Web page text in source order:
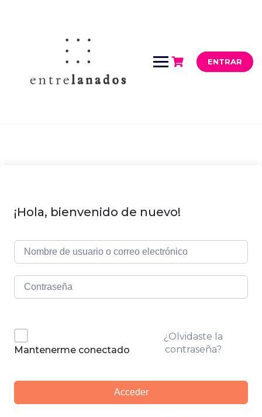
ENTRAR
¡Hola, bienvenido de nuevo!
Mantenerme conectado
¿Olvidaste la
contraseña?
Acceder